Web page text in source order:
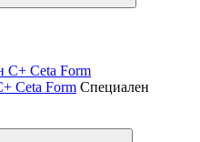
Ceta Form Специален